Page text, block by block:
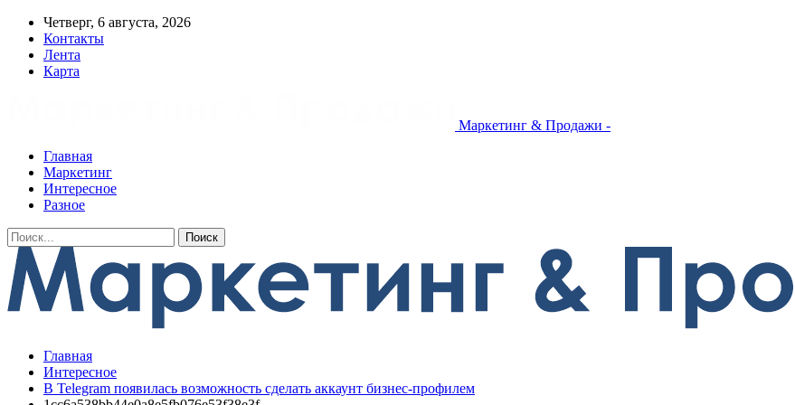
Четверг, 6 августа, 2026
Контакты
Лента
Карта
Маркетинг & Продажи -
Главная
Маркетинг
Интересное
Разное
Главная
Интересное
В Telegram появилась возможность сделать аккаунт бизнес-профилем